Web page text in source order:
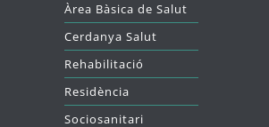
Àrea Bàsica de Salut
Cerdanya Salut
Rehabilitació
Residència
Sociosanitari